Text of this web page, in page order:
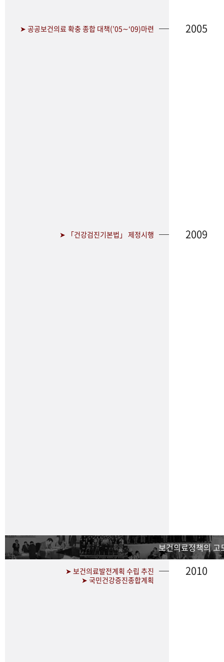
➤ 공공보건의료 확충 종합 대책(’05∼‘09)마련 2005
➤ 「건강검진기본법」 제정시행 2009
보건의료정책의 고
➤ 보건의료발전계획 수립 추진
➤ 국민건강증진종합계획
2010